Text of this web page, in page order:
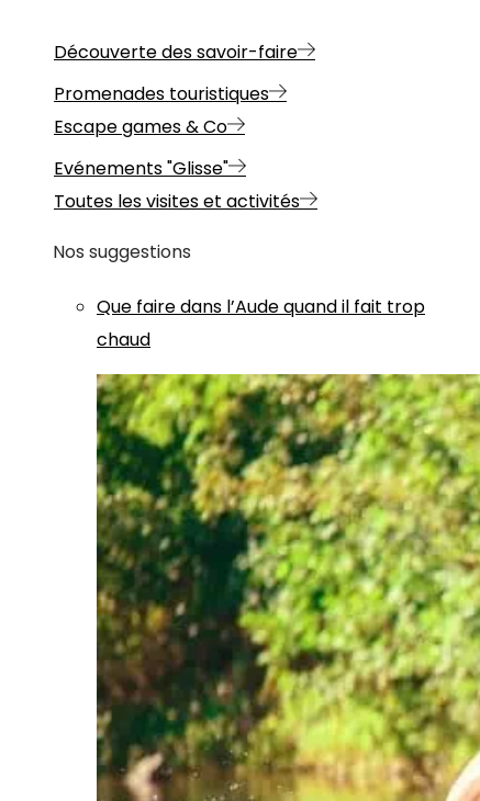
Découverte des savoir-faire
Promenades touristiques
Escape games & Co
Evénements "Glisse"
Toutes les visites et activités
Nos suggestions
Que faire dans l’Aude quand il fait trop
chaud